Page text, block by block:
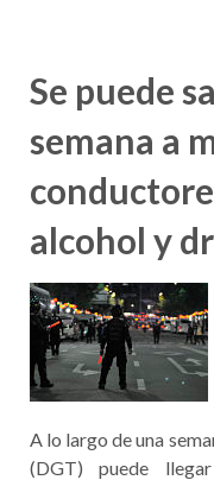
Se puede
semana a
alcohol y
A lo largo de una
(DGT) puede